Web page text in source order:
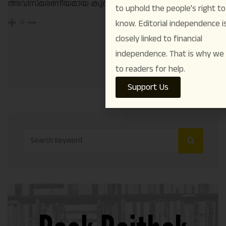
അവിസ്മരണീയമായ കുറിപ്പ്… നന്ദി…to uphold the people’s right to
know. Editorial independence
closely linked to financial
independence. That is why we
to readers for help.
Support Us